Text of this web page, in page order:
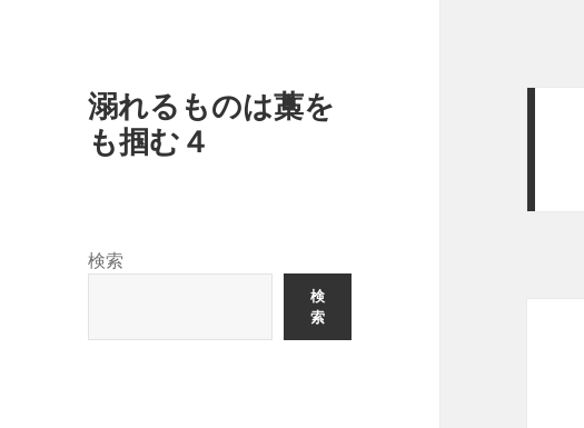
溺れるものは藁を
も掴む４
検索
検
索